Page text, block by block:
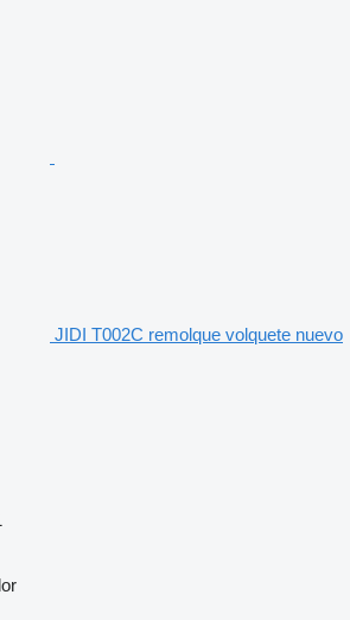
JIDI T002C remolque volquete nuevo